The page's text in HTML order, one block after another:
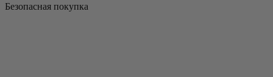
Безопасная покупка